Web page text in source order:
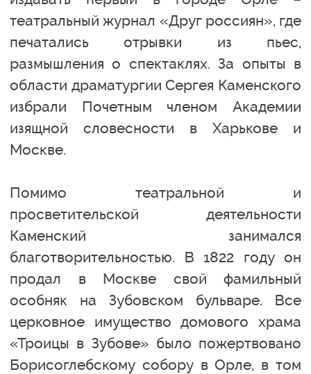
театральный журнал «Друг россиян», где
печатались отрывки из пьес,
размышления о спектаклях. За опыты в
области драматургии Сергея Каменского
избрали Почетным членом Академии
изящной словесности в Харькове и
Москве.
Помимо театральной и
просветительской деятельности
Каменский занимался
благотворительностью. В 1822 году он
продал в Москве свой фамильный
особняк на Зубовском бульваре. Все
церковное имущество домового храма
«Троицы в Зубове» было пожертвовано
Борисоглебскому собору в Орле, в том